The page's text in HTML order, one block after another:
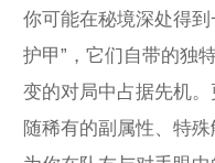
你可能在秘境深处得到
护甲”，它们自带的独
变的对局中占据先机
随稀有的副属性、特